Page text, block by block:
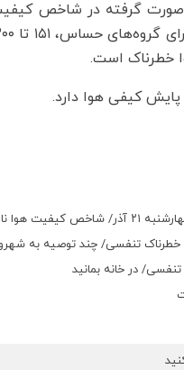
نارنجی شد
تنفسی/ چند توصیه به
در خانه بمانید